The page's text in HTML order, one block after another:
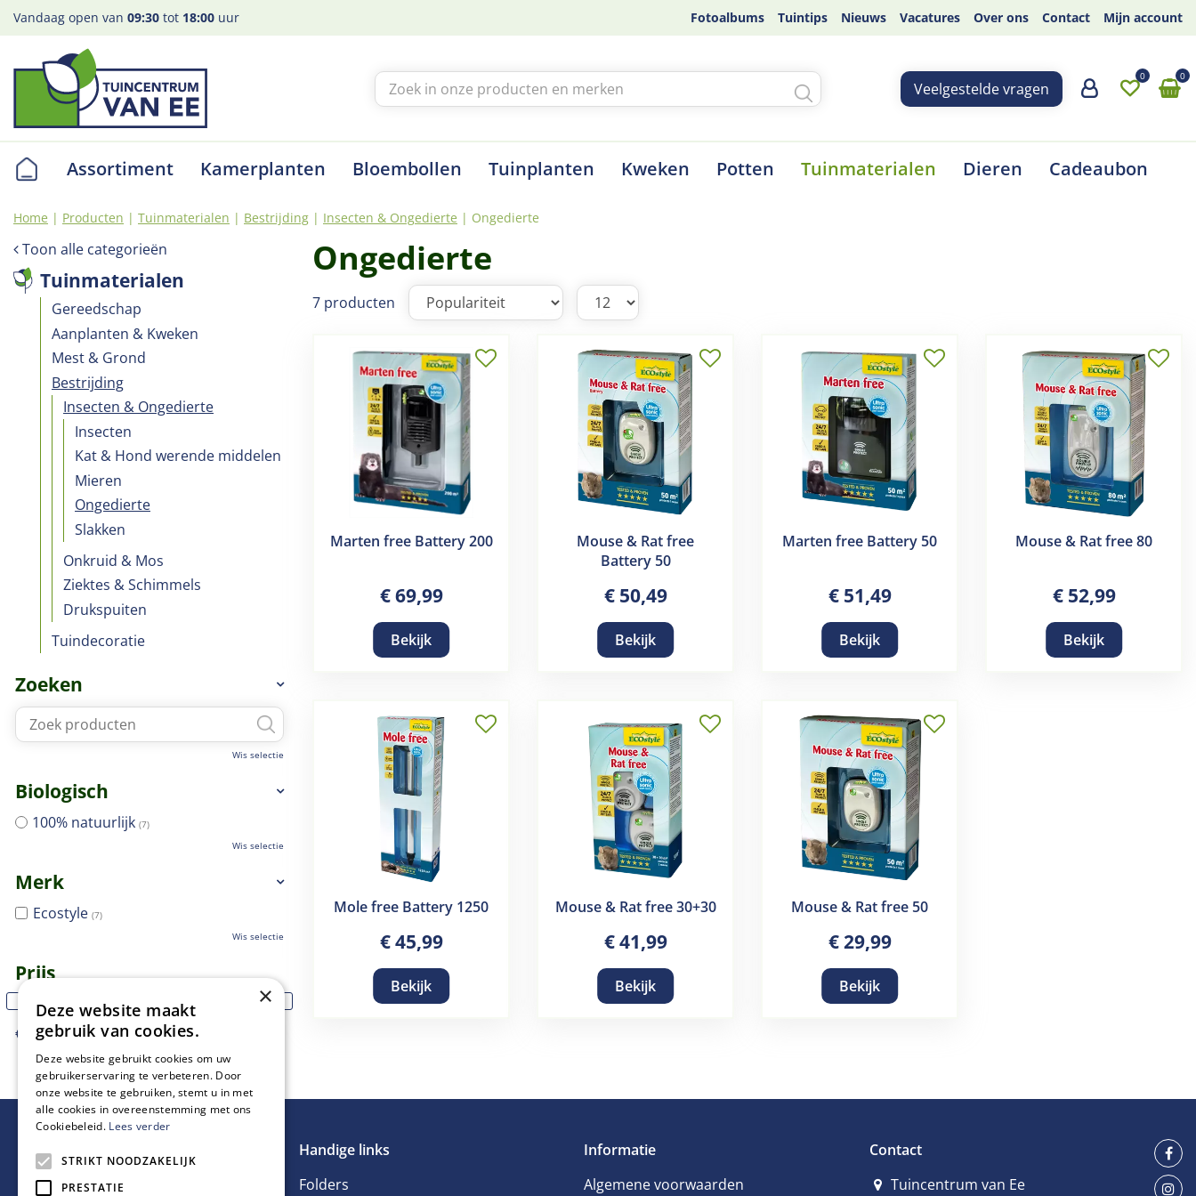
Ga
naar
Home Producten Tuinmaterialen Bestrijding Insecten & Ongedierte Ongedierte
Vandaag open van 09:30 tot 18:00 uur Fotoalbums Tuintips Nieuws Vacatures Over ons Contact Mijn account
Veelgestelde vragen
Assortiment Kamerplanten Bloembollen Tuinplanten Kweken Potten Tuinmaterialen Dieren Cadeaubon
Ongedierte
7 producten
Marten free Battery 200
€69,99
Bekijk
Mouse & Rat free
Battery 50
€ 50,49
Bekijk
Marten free Battery 50
€ 51,49
Bekijk
Mouse & Rat free 80
€ 52,99
Bekijk
Mole free Battery 1250
€45,99
Bekijk
Mouse & Rat free 30+30
€41,99
Bekijk
Mouse & Rat free 50
€29,99
Bekijk
Toon alle categorieën
Tuinmaterialen
Gereedschap
Aanplanten & Kweken
Mest & Grond
Bestrijding
Insecten & Ongedierte
Insecten
Kat & Hond werende middelen
Mieren
Ongedierte
Slakken
Onkruid & Mos
Ziektes & Schimmels
Drukspuiten
Tuindecoratie
Zoeken
Wis selectie
Biologisch
100% natuurlijk (7)
Wis selectie
Merk
Ecostyle (7)
Wis selectie
Prijs
€ -
Handige links
Folders
Informatie
Algemene voorwaarden
Contact
Tuincentrum van Ee
×
Deze website maakt
gebruik van cookies.
Deze website gebruikt cookies om uw
gebruikerservaring te verbeteren. Door
onze website te gebruiken, stemt u in met
alle cookies in overeenstemming met ons
Cookiebeleid. Lees verder
STRIKT NOODZAKELIJK
PRESTATIE